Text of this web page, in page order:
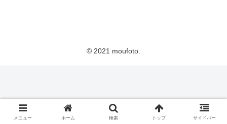
© 2021 moufoto.
メニュー ホーム 検索 トップ サイドバー